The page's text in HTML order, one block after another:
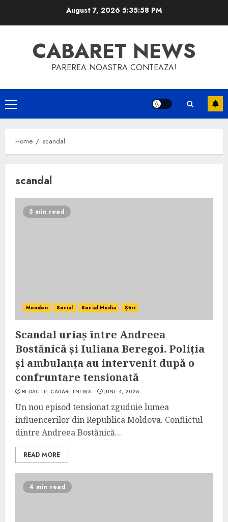
August 7, 2026 5:35:59 PM
CABARET NEWS
PAREREA NOASTRA CONTEAZA!
Primary
Menu
Home scandal
scandal
3 min read
Monden Social Social Media Știri
Scandal uriaș între Andreea
Bostănică și Iuliana Beregoi. Poliția
și ambulanța au intervenit după o
confruntare tensionată
REDACTIE CABARETNEWS JUNE 4, 2026
Un nou episod tensionat zguduie lumea
influencerilor din Republica Moldova. Conflictul
dintre Andreea Bostănică...
READ MORE
4 min read